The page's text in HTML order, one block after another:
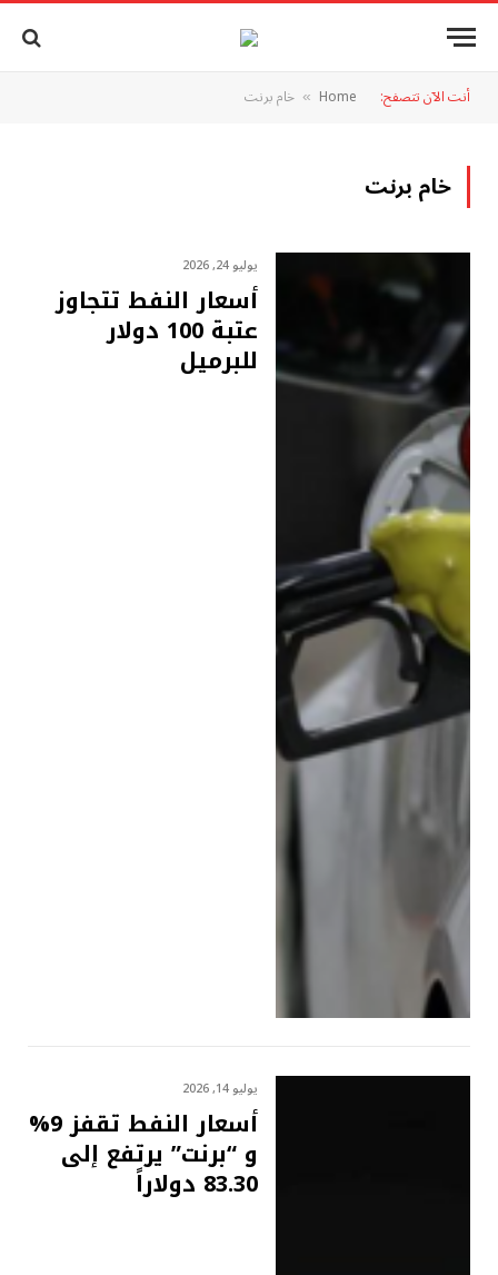
أنت الآن تتصفح: Home
» خام برنت
خام برنت
يوليو 24, 2026
أسعار النفط تتجاوز
عتبة 100 دولار
للبرميل
يوليو 14, 2026
أسعار النفط تقفز 9%
و “برنت” يرتفع إلى
83.30 دولاراً